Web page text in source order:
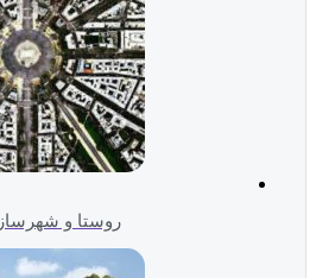
روستا و شهرسازی(271)